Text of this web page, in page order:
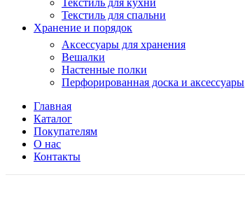
Текстиль для кухни
Текстиль для спальни
Хранение и порядок
Аксессуары для хранения
Вешалки
Настенные полки
Перфорированная доска и аксессуары
Главная
Каталог
Покупателям
О нас
Контакты